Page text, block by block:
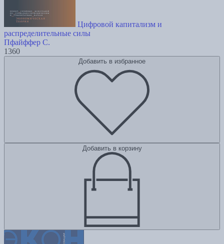
Цифровой капитализм и
распределительные силы
Пфайффер С.
1360
Добавить в избранное
Добавить в корзину